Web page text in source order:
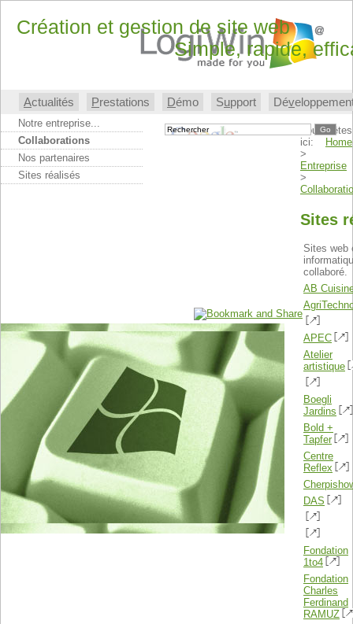
Actualités Prestations Démo Support Dév
Notre entreprise...
Collaborations
Nos partenaires
Sites réalisés
Vous êtes
ici:
Home
>
Entreprise
>
Sites
Sites web
collaboré.
AB
APEC
Atelier
artistique
Boegli
Jardins
Bold +
Tapfer
Centre
Reflex
DAS
Fondation
1to4
Fondation
Charles
Ferdinand
RAMUZ
Go
Création et gestion de site web
Simple, rapide,